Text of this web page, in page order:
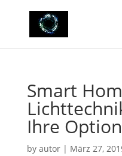
Smart
Ihre
by autor| März 27,